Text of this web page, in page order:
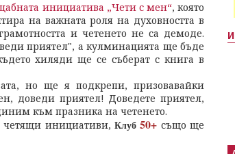
инициатива „Чети с мен“, която
на важната роля на духовността в
и четенето не са демоде.
приятел", а кулминацията ще бъде
хиляди ще се съберат с книга в
но ще я подкрепи, призовавайки
доведи приятел! Доведете приятел,
към празника на четенето.
четящи инициативи, Клуб50+ също ще